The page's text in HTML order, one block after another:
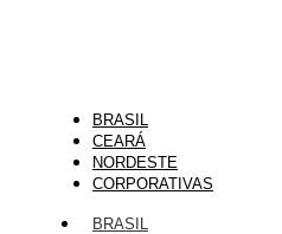
BRASIL
CEARÁ
NORDESTE
CORPORATIVAS
BRASIL